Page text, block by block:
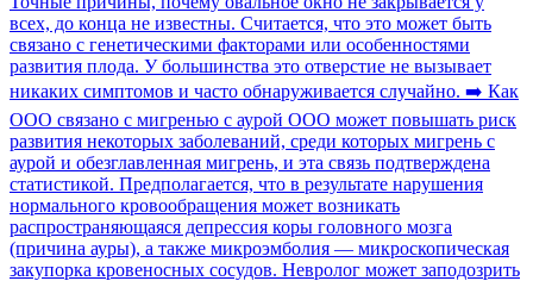
всех, до конца не известны. Считается, что это может быть
связано с генетическими факторами или особенностями
развития плода. У большинства это отверстие не вызывает
никаких симптомов и часто обнаруживается случайно. ➡️ Как
ООО связано с мигренью с аурой ООО может повышать риск
развития некоторых заболеваний, среди которых мигрень с
аурой и обезглавленная мигрень, и эта связь подтверждена
статистикой. Предполагается, что в результате нарушения
нормального кровообращения может возникать
распространяющаяся депрессия коры головного мозга
(причина ауры), а также микроэмболия — микроскопическая
закупорка кровеносных сосудов. Невролог может заподозрить